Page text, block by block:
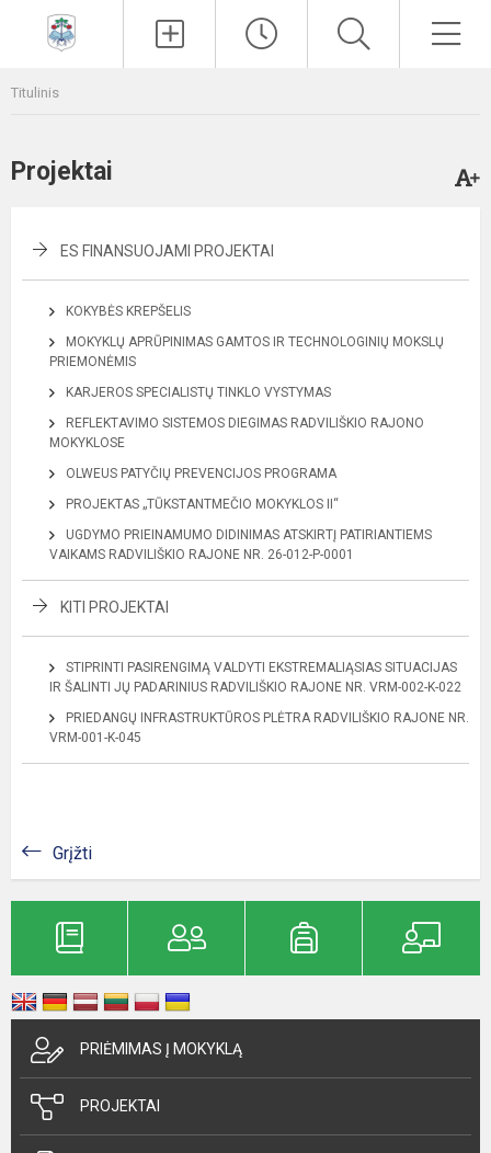
Titulinis
Projektai
ES FINANSUOJAMI PROJEKTAI
KOKYBĖS KREPŠELIS
MOKYKLŲ APRŪPINIMAS GAMTOS IR TECHNOLOGINIŲ MOKSLŲ
PRIEMONĖMIS
KARJEROS SPECIALISTŲ TINKLO VYSTYMAS
REFLEKTAVIMO SISTEMOS DIEGIMAS RADVILIŠKIO RAJONO
MOKYKLOSE
OLWEUS PATYČIŲ PREVENCIJOS PROGRAMA
PROJEKTAS „TŪKSTANTMEČIO MOKYKLOS II“
UGDYMO PRIEINAMUMO DIDINIMAS ATSKIRTĮ PATIRIANTIEMS
VAIKAMS RADVILIŠKIO RAJONE NR. 26-012-P-0001
KITI PROJEKTAI
STIPRINTI PASIRENGIMĄ VALDYTI EKSTREMALIĄSIAS SITUACIJAS
IR ŠALINTI JŲ PADARINIUS RADVILIŠKIO RAJONE NR. VRM-002-K-022
PRIEDANGŲ INFRASTRUKTŪROS PLĖTRA RADVILIŠKIO RAJONE NR.
VRM-001-K-045
Grįžti
PRIĖMIMAS Į MOKYKLĄ
PROJEKTAI